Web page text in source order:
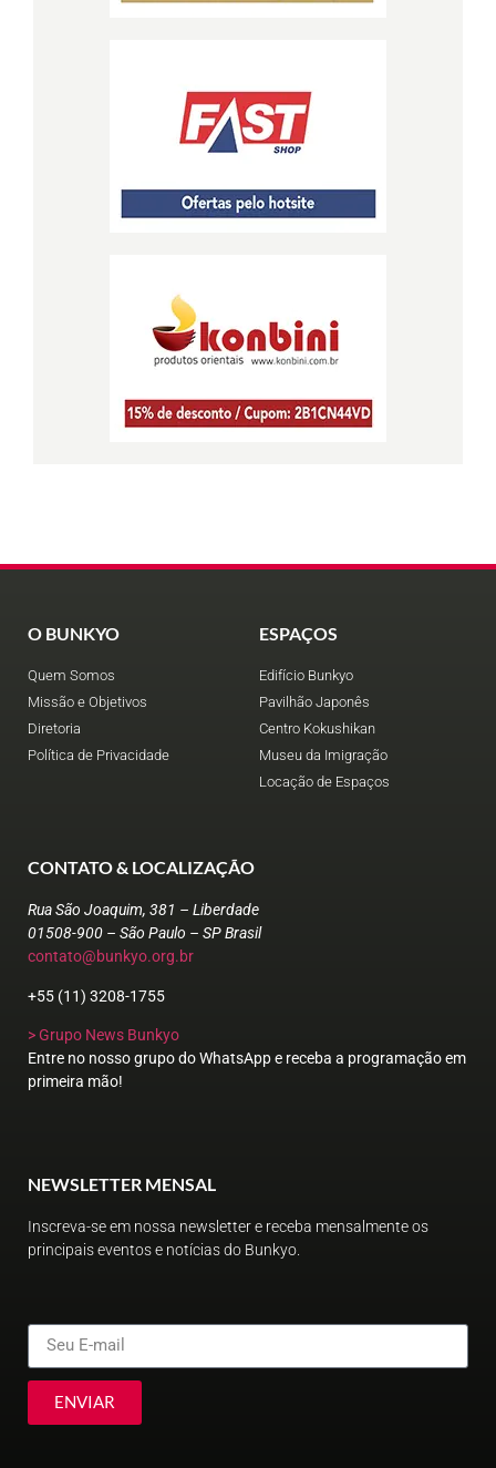
O BUNKYO
Quem Somos
Missão e Objetivos
Diretoria
Política de Privacidade
ESPAÇOS
Edifício Bunkyo
Pavilhão Japonês
Centro Kokushikan
Museu da Imigração
Locação de Espaços
CONTATO & LOCALIZAÇÃO
Rua São Joaquim, 381 – Liberdade
01508-900 – São Paulo – SP Brasil
contato@bunkyo.org.br
+55 (11) 3208-1755
> Grupo News Bunkyo
Entre no nosso grupo do WhatsApp e receba a programação em
primeira mão!
NEWSLETTER MENSAL
Inscreva-se em nossa newsletter e receba mensalmente os
principais eventos e notícias do Bunkyo.
ENVIAR